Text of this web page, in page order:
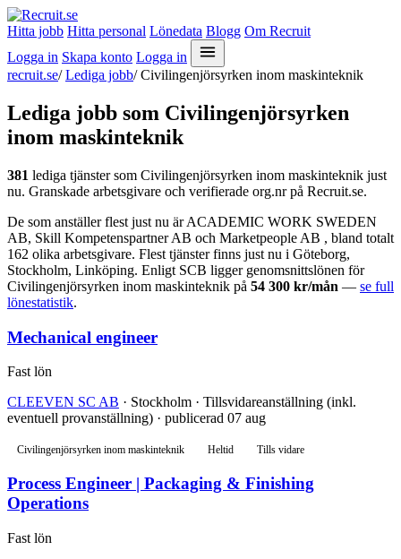
Hitta jobb Hitta personal Lönedata Blogg Om Recruit
Logga in Skapa konto Logga in
recruit.se/ Lediga jobb/ Civilingenjörsyrken inom maskinteknik
Lediga jobb som Civilingenjörsyrken
inom maskinteknik
381 lediga tjänster som Civilingenjörsyrken inom maskinteknik just
nu. Granskade arbetsgivare och verifierade org.nr på Recruit.se.
De som anställer flest just nu är ACADEMIC WORK SWEDEN
AB, Skill Kompetenspartner AB och Marketpeople AB , bland totalt
162 olika arbetsgivare. Flest tjänster finns just nu i Göteborg,
Stockholm, Linköping. Enligt SCB ligger genomsnittslönen för
Civilingenjörsyrken inom maskinteknik på 54 300 kr/mån — se full
lönestatistik.
Mechanical engineer
Fast lön
CLEEVEN SC AB · Stockholm · Tillsvidareanställning (inkl.
eventuell provanställning) · publicerad 07 aug
Civilingenjörsyrken inom maskinteknik Heltid Tills vidare
Process Engineer | Packaging & Finishing
Operations
Fast lön